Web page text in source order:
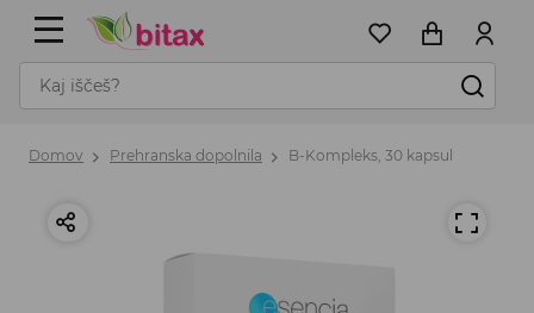
Domov Prehranska dopolnila B-Kompleks, 30 kapsul